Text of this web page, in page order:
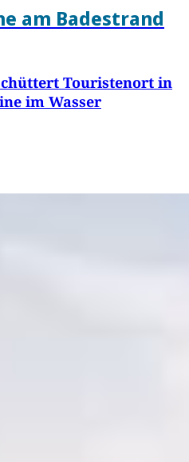
am Badestrand
Touristenort in
im Wasser